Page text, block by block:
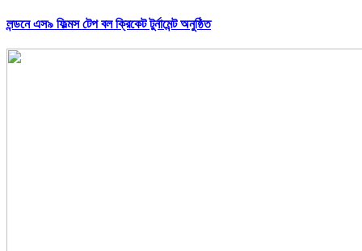
লন্ডনে এস৯ ফিল্মস টেপ বল ক্রিকেট টুর্নামেন্ট অনুষ্ঠিত